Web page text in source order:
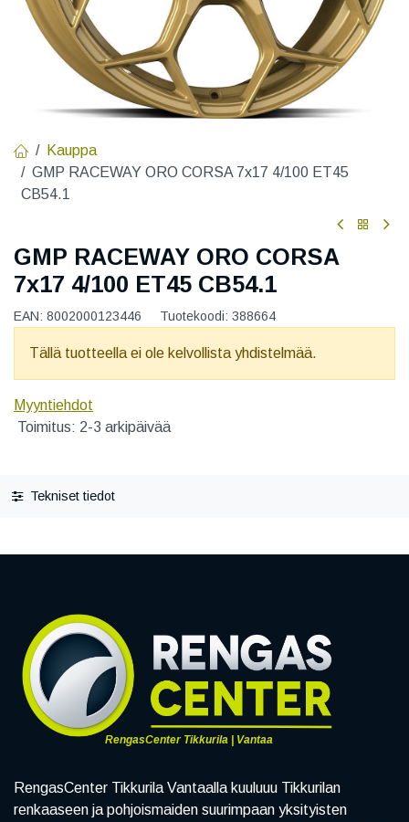
Kauppa
GMP RACEWAY ORO CORSA 7x17 4/100 ET45
CB54.1
GMP RACEWAY ORO CORSA
7x17 4/100 ET45 CB54.1
EAN: 8002000123446 Tuotekoodi: 388664
Tällä tuotteella ei ole kelvollista yhdistelmää.
Myyntiehdot
Toimitus: 2-3 arkipäivää
Tekniset tiedot
RengasCenter Tikkurila | Vantaa
RengasCenter Tikkurila Vantaalla kuuluuu Tikkurilan
renkaaseen ja pohjoismaiden suurimpaan yksityisten